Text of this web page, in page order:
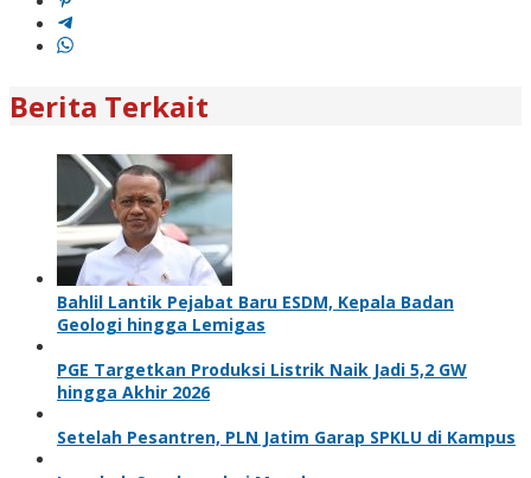
Berita Terkait
Bahlil Lantik Pejabat Baru ESDM, Kepala Badan
Geologi hingga Lemigas
PGE Targetkan Produksi Listrik Naik Jadi 5,2 GW
hingga Akhir 2026
Setelah Pesantren, PLN Jatim Garap SPKLU di Kampus